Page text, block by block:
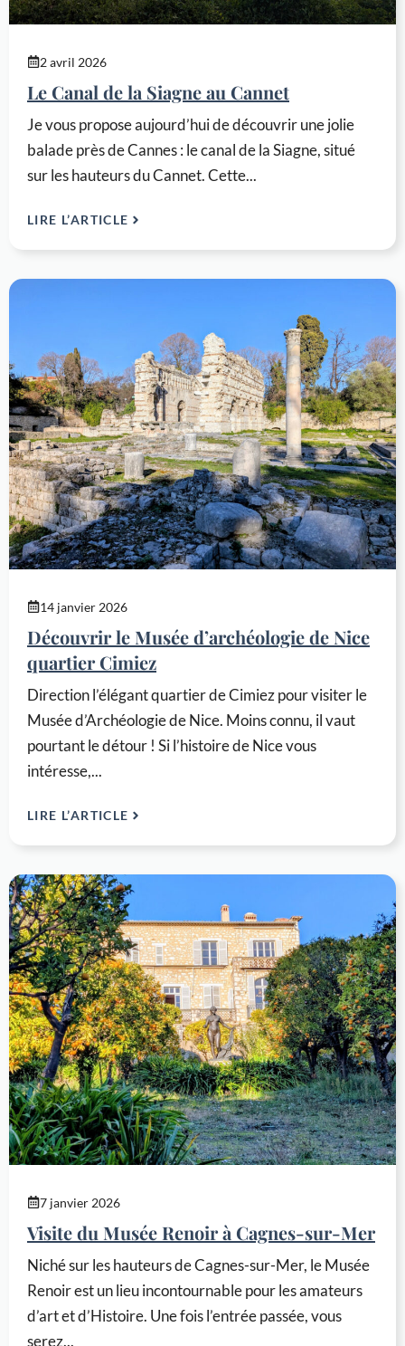
2 avril 2026
Le Canal de la Siagne au Cannet
Je vous propose aujourd’hui de découvrir une jolie
balade près de Cannes : le canal de la Siagne, situé
sur les hauteurs du Cannet. Cette...
LIRE L’ARTICLE
14 janvier 2026
Découvrir le Musée d’archéologie de Nice
quartier Cimiez
Direction l’élégant quartier de Cimiez pour visiter le
Musée d’Archéologie de Nice. Moins connu, il vaut
pourtant le détour ! Si l’histoire de Nice vous
intéresse,...
LIRE L’ARTICLE
7 janvier 2026
Visite du Musée Renoir à Cagnes-sur-Mer
Niché sur les hauteurs de Cagnes-sur-Mer, le Musée
Renoir est un lieu incontournable pour les amateurs
d’art et d’Histoire. Une fois l’entrée passée, vous
serez...